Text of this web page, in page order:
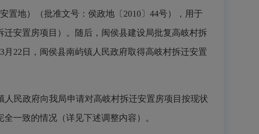
地）（批准文号：侯政地〔2010〕44号），用于
迁安置房项目）。随后，闽侯县建设局批复高岐村拆
月22日，闽侯县南屿镇人民政府取得高岐村拆迁安置
民政府向我局申请对高岐村拆迁安置房项目按现状
一致的情况（详见下述调整内容）。